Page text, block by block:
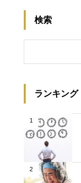
検索
ランキング
1
2